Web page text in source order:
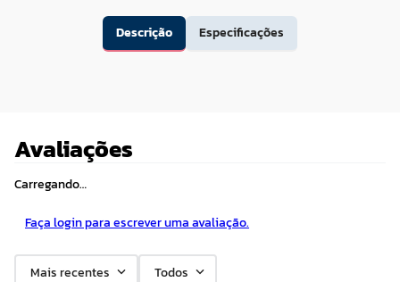
Descrição Especificações
Avaliações
Carregando…
Faça login para escrever uma avaliação.
Mais recentes Todos